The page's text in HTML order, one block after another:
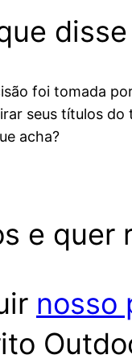
foi tomada
seus títulos
acha?
e quer
nosso